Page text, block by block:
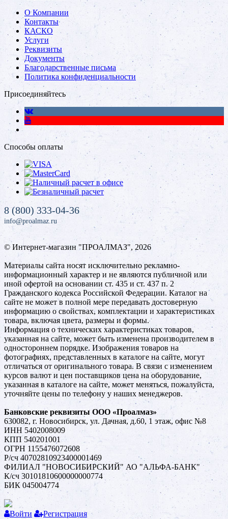
О Компании
Контакты
КАСКО
Услуги
Реквизиты
Документы
Благодарственные письма
Политика конфиденциальности
Присоединяйтесь
Способы оплаты
8 (800) 333-04-36
info@proalmaz.ru
© Интернет-магазин "ПРОАЛМАЗ", 2026
Материалы сайта носят исключительно рекламно-
информационный характер и не являются публичной или
иной офертой на основании ст. 435 и ст. 437 п. 2
Гражданского кодекса Российской Федерации. Каталог на
сайте не может в полной мере передавать достоверную
информацию о свойствах, комплектации и характеристиках
товара, включая цвета, размеры и формы.
Информация о технических характеристиках товаров,
указанная на сайте, может быть изменена производителем в
одностороннем порядке. Изображения товаров на
фотографиях, представленных в каталоге на сайте, могут
отличаться от оригинального товара. В связи с изменением
курсов валют и цен поставщиков цена на оборудование,
указанная в каталоге на сайте, может меняться, пожалуйста,
уточняйте цены по телефону у наших менеджеров.
Банковские реквизиты ООО «Проалмаз»
630082, г. Новосибирск, ул. Дачная, д.60, 1 этаж, офис №8
ИНН 5402008009
КПП 540201001
ОГРН 1155476072608
Р/сч 40702810923400001469
ФИЛИАЛ "НОВОСИБИРСКИЙ" АО "АЛЬФА-БАНК"
К/сч 30101810600000000774
БИК 045004774
Войти
Регистрация